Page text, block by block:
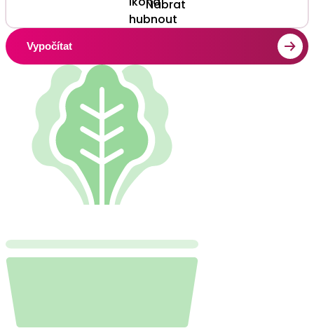
Nabrat
Vypočítat
/ kcal
Vaše (BMR)
Váš celkový denní výdej
Vaše (TDEE)